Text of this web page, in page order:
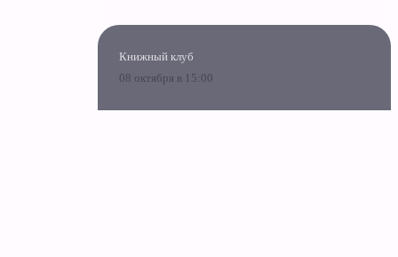
Книжный клуб
08 октября в 15:00